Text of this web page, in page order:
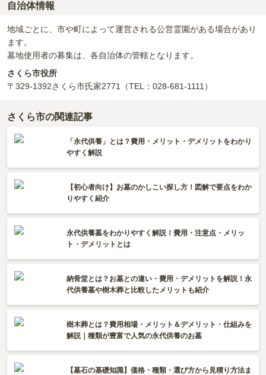
自治体情報
地域ごとに、市や町によって運営される公営霊園がある場合があり
ます。
墓地使用者の募集は、各自治体の管轄となります。
さくら市役所
〒329-1392さくら市氏家2771 （TEL：028-681-1111）
さくら市の関連記事
「永代供養」とは？費用・メリット・デメリットをわかり
やすく解説
【初心者向け】お墓のかしこい探し方！図解で要点をわか
りやすく紹介
永代供養墓をわかりやすく解説！費用・注意点・メリッ
ト・デメリットとは
納骨堂とは？お墓との違い・費用・デメリットを解説！永
代供養墓や樹木葬と比較したメリットも紹介
樹木葬とは？費用相場・メリット＆デメリット・仕組みを
解説｜種類が豊富で人気の永代供養のお墓
【墓石の基礎知識】価格・種類・選び方から見積り方法ま